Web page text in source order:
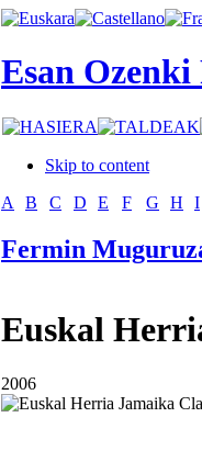
Esan Ozenki
Skip to content
A
B C D E F G H I
Fermin
Euskal
2006